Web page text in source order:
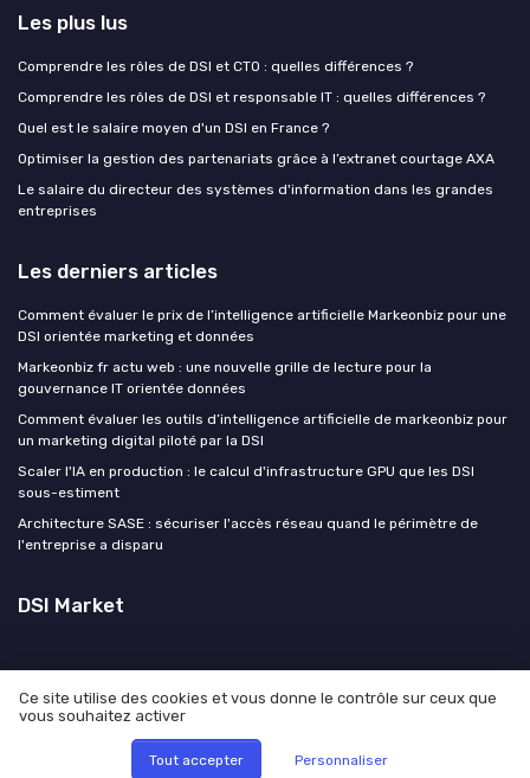
Les plus lus
Comprendre les rôles de DSI et CTO : quelles différences ?
Comprendre les rôles de DSI et responsable IT : quelles différences ?
Quel est le salaire moyen d'un DSI en France ?
Optimiser la gestion des partenariats grâce à l’extranet courtage AXA
Le salaire du directeur des systèmes d'information dans les grandes
entreprises
Les derniers articles
Comment évaluer le prix de l’intelligence artificielle Markeonbiz pour une
DSI orientée marketing et données
Markeonbiz fr actu web : une nouvelle grille de lecture pour la
gouvernance IT orientée données
Comment évaluer les outils d’intelligence artificielle de markeonbiz pour
un marketing digital piloté par la DSI
Scaler l'IA en production : le calcul d'infrastructure GPU que les DSI
sous-estiment
Architecture SASE : sécuriser l'accès réseau quand le périmètre de
l'entreprise a disparu
DSI Market
Mentions légales
© DSI Market 2026
Ce site utilise des cookies et vous donne le contrôle sur ceux que
vous souhaitez activer
Tout accepter Personnaliser